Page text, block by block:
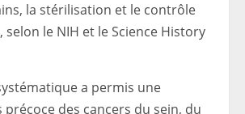
la stérilisation et le contrôle
selon le NIH et le Science History
a permis une
des cancers du sein, du